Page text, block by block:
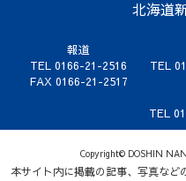
北海道
報道
TEL 0166-21-2516
FAX 0166-21-2517
TEL
TEL
Copyright© DOSHIN
本サイト内に掲載の記事、写真な